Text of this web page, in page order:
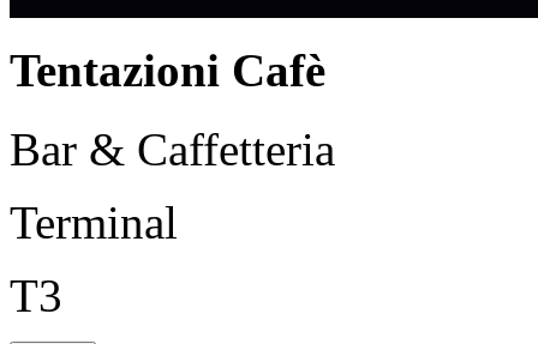
Tentazioni Cafè
Bar & Caffetteria
Terminal
T3